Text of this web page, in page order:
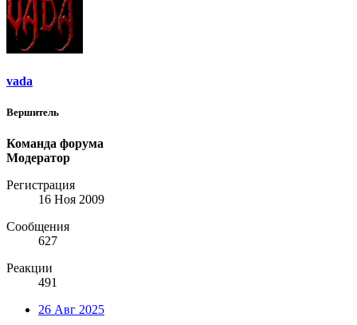
vada
Вершитель
Команда форума
Модератор
Регистрация
16 Ноя 2009
Сообщения
627
Реакции
491
26 Авг 2025